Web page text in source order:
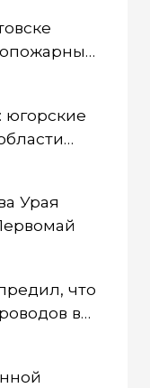
югорские
Урая
что
в
для